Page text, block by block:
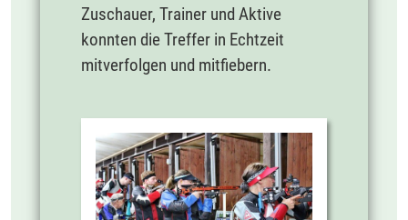
Zuschauer, Trainer und Aktive
konnten die Treffer in Echtzeit
mitverfolgen und mitfiebern.